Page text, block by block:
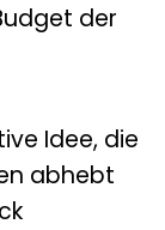
der
Idee, die
abhebt